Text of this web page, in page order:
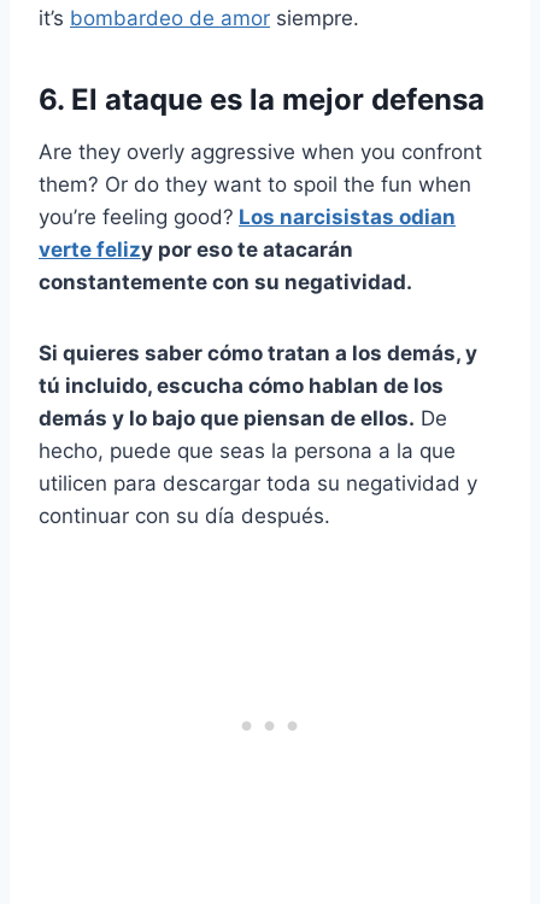
it’s bombardeo de amor siempre.
6. El ataque es la mejor defensa
Are they overly aggressive when you confront
them? Or do they want to spoil the fun when
you’re feeling good? Los narcisistas odian
verte felizy por eso te atacarán
constantemente con su negatividad.
Si quieres saber cómo tratan a los demás, y
tú incluido, escucha cómo hablan de los
demás y lo bajo que piensan de ellos. De
hecho, puede que seas la persona a la que
utilicen para descargar toda su negatividad y
continuar con su día después.